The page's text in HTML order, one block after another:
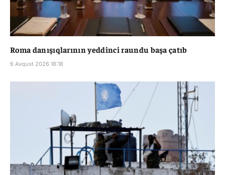
Roma danışıqlarının yeddinci raundu başa çatıb
6 Avqust 2026 18:18